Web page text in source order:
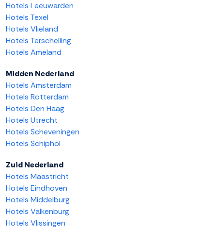
Hotels Leeuwarden
Hotels Texel
Hotels Vlieland
Hotels Terschelling
Hotels Ameland
Midden Nederland
Hotels Amsterdam
Hotels Rotterdam
Hotels Den Haag
Hotels Utrecht
Hotels Scheveningen
Hotels Schiphol
Zuid Nederland
Hotels Maastricht
Hotels Eindhoven
Hotels Middelburg
Hotels Valkenburg
Hotels Vlissingen